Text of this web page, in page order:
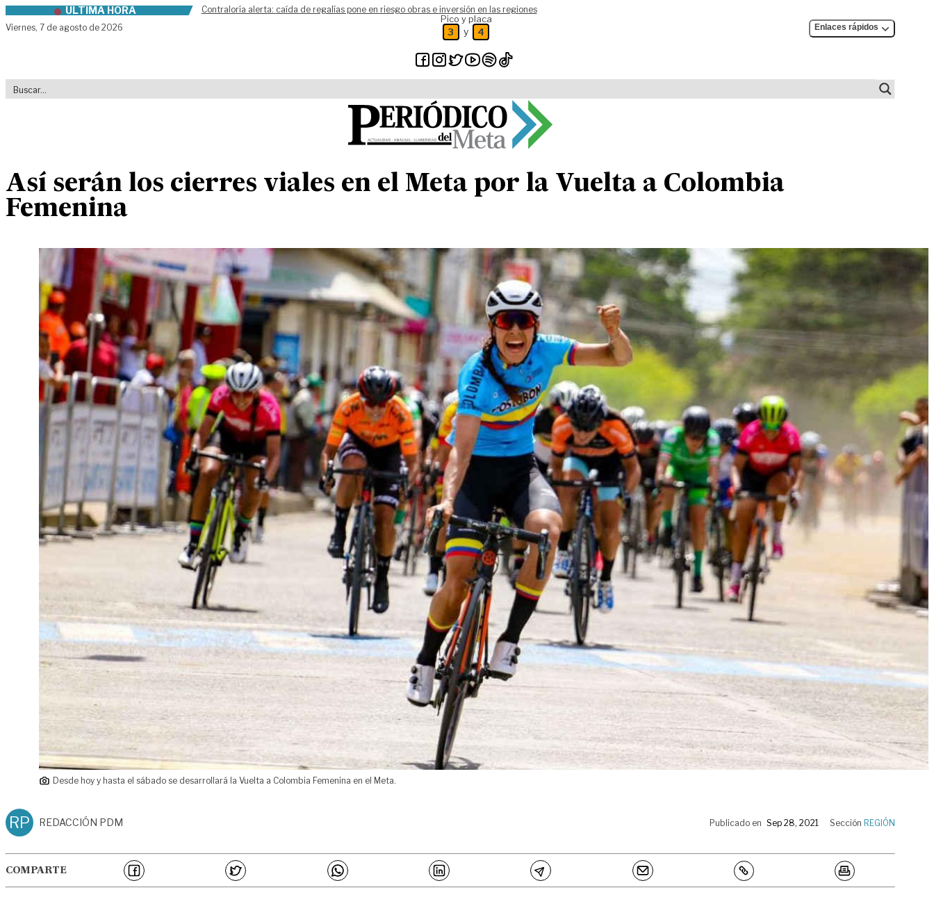
Skip to contentÚLTIMA HORA
Contraloría alerta: caída de regalías pone en riesgo obras e inversión en las regiones
Viernes, 7 de agosto de 2026
Pico y placa
3 y 4 Enlaces rápidos
Así serán los cierres viales en el Meta por la Vuelta a Colombia
Femenina
Desde hoy y hasta el sábado se desarrollará la Vuelta a Colombia Femenina en el Meta.
RP REDACCIÓN PDM Publicado en Sep 28, 2021 Sección REGIÓN
COMPARTE